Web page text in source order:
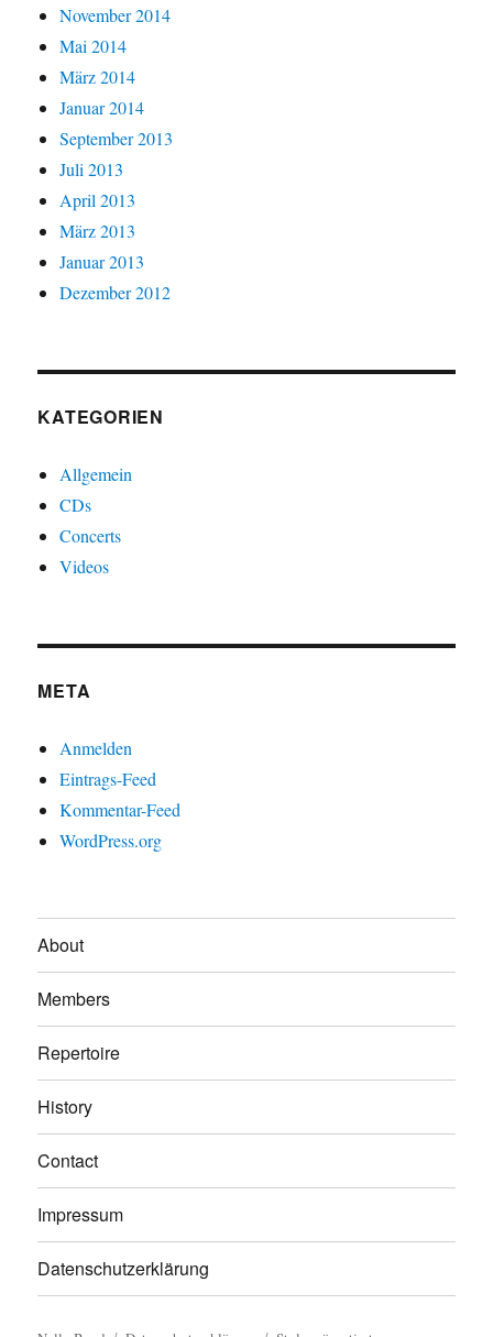
November 2014
Mai 2014
März 2014
Januar 2014
September 2013
Juli 2013
April 2013
März 2013
Januar 2013
Dezember 2012
KATEGORIEN
Allgemein
CDs
Concerts
Videos
META
Anmelden
Eintrags-Feed
Kommentar-Feed
WordPress.org
About
Members
Repertoire
History
Contact
Impressum
Datenschutzerklärung